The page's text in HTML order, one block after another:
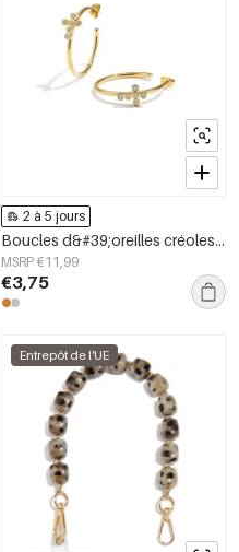
2 à 5 jours
Boucles d&#39;oreilles créoles en acier inoxydable, style croix, collection simple, bijoux pour femmes
MSRP €11,99
€3,75
Entrepôt de l'UE